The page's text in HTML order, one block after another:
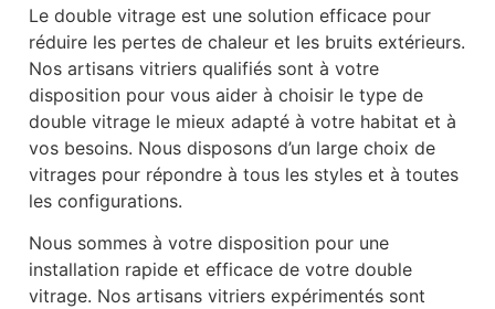
Le double vitrage est une solution efficace pour
réduire les pertes de chaleur et les bruits extérieurs.
Nos artisans vitriers qualifiés sont à votre
disposition pour vous aider à choisir le type de
double vitrage le mieux adapté à votre habitat et à
vos besoins. Nous disposons d’un large choix de
vitrages pour répondre à tous les styles et à toutes
les configurations.
Nous sommes à votre disposition pour une
installation rapide et efficace de votre double
vitrage. Nos artisans vitriers expérimentés sont